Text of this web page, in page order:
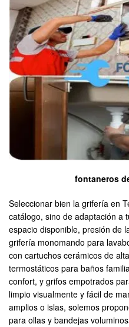
fontaneros
Seleccionar bien la grifería en
catálogo, sino de adaptación a
espacio disponible, presión de
grifería monomando para
con cartuchos cerámicos de
termostáticos para baños
confort, y grifos empotrados
limpio visualmente y fácil de
amplios o islas, solemos
para ollas y bandejas